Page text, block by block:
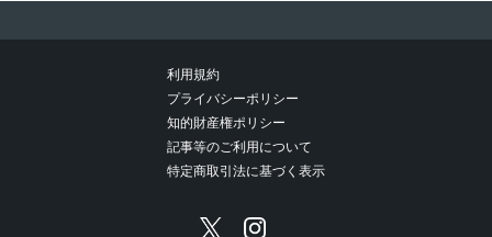
利用規約
プライバシーポリシー
知的財産権ポリシー
記事等のご利用について
特定商取引法に基づく表示